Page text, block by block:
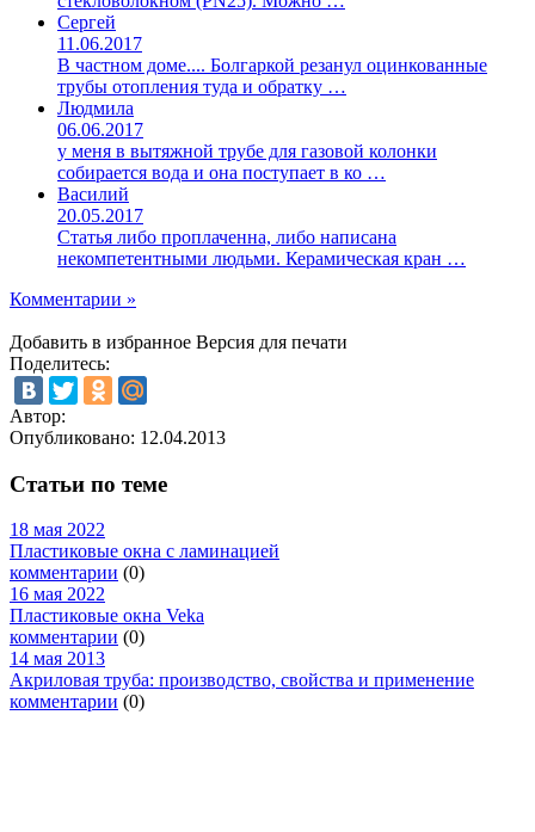
Сергей
11.06.2017
В частном доме.... Болгаркой резанул оцинкованные
трубы отопления туда и обратку …
Людмила
06.06.2017
у меня в вытяжной трубе для газовой колонки
собирается вода и она поступает в ко …
Василий
20.05.2017
Статья либо проплаченна, либо написана
некомпетентными людьми. Керамическая кран …
Комментарии »
Добавить в избранное Версия для печати
Поделитесь:
Автор:
Опубликовано: 12.04.2013
Статьи по теме
18 мая 2022
Пластиковые окна с ламинацией
комментарии (0)
16 мая 2022
Пластиковые окна Veka
комментарии (0)
14 мая 2013
Акриловая труба: производство, свойства и применение
комментарии (0)